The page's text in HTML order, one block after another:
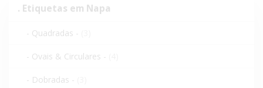
Etiquetas
Napa
. Etiquetas em Napa
- Quadradas -
- Ovais & Circulares -
- Dobradas -